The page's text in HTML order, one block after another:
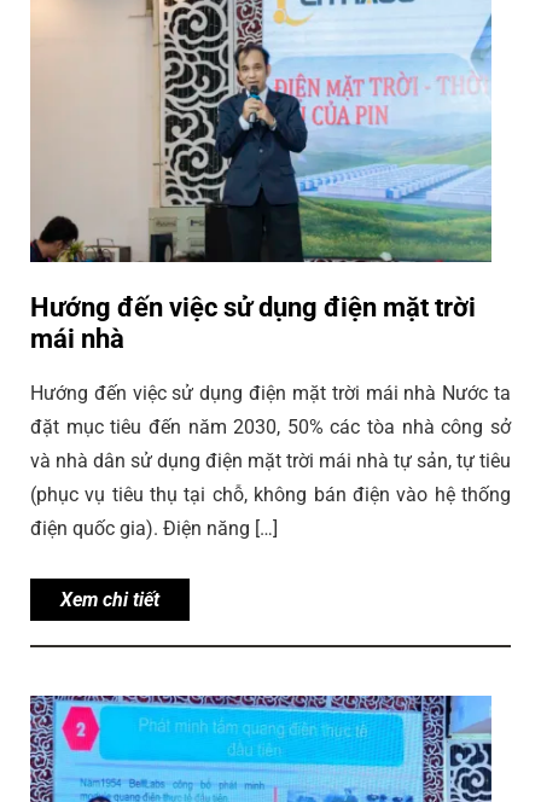
Hướng đến việc sử dụng điện mặt trời
mái nhà
Hướng đến việc sử dụng điện mặt trời mái nhà Nước ta
đặt mục tiêu đến năm 2030, 50% các tòa nhà công sở
và nhà dân sử dụng điện mặt trời mái nhà tự sản, tự tiêu
(phục vụ tiêu thụ tại chỗ, không bán điện vào hệ thống
điện quốc gia). Điện năng […]
Xem chi tiết